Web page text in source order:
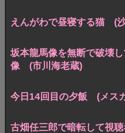
えんがわで昼寝する猫 (
坂本龍馬像を無断で破壊
像 (市川海老蔵)
今日14回目の夕飯 (メス
古畑任三郎で暗転して視